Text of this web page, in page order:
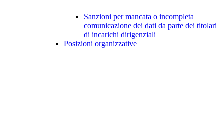
Sanzioni per mancata o incompleta
comunicazione dei dati da parte dei titolari
di incarichi dirigenziali
Posizioni organizzative